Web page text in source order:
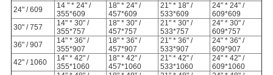
24" / 609
14 " * 24" /
355*609
18" * 24" /
457*609
21" * 18" /
533*609
24" * 24" /
609*609
30" / 757
14" * 30" /
355*757
18" * 30" /
457*757
21" * 30" /
533*757
24" * 30" /
609*757
36" / 907
14" * 36" /
355*907
18" * 36" /
457*907
21" * 36" /
533*907
24" * 36" /
609*907
42" / 1060
14" * 42" /
355*1060
18" * 42" /
457*1060
21" * 42" /
533*1060
24" * 42" /
609*1060